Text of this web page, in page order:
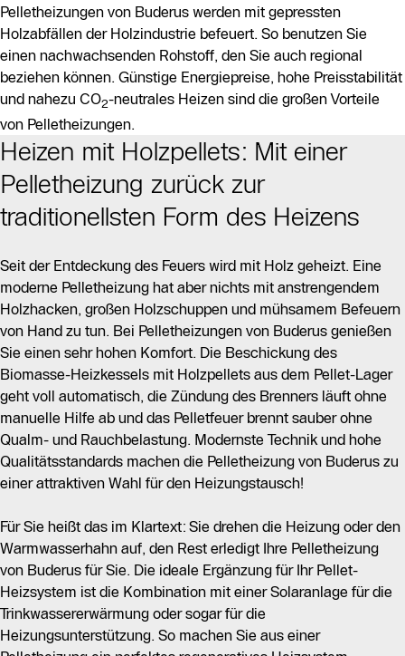
Pelletheizungen von Buderus werden mit gepressten
Holzabfällen der Holzindustrie befeuert. So benutzen Sie
einen nachwachsenden Rohstoff, den Sie auch regional
beziehen können. Günstige Energiepreise, hohe Preisstabilität
und nahezu CO2-neutrales Heizen sind die großen Vorteile
von Pelletheizungen.
Heizen mit Holzpellets: Mit einer
Pelletheizung zurück zur
traditionellsten Form des Heizens
Seit der Entdeckung des Feuers wird mit Holz geheizt. Eine
moderne Pelletheizung hat aber nichts mit anstrengendem
Holzhacken, großen Holzschuppen und mühsamem Befeuern
von Hand zu tun. Bei Pelletheizungen von Buderus genießen
Sie einen sehr hohen Komfort. Die Beschickung des
Biomasse-Heizkessels mit Holzpellets aus dem Pellet-Lager
geht voll automatisch, die Zündung des Brenners läuft ohne
manuelle Hilfe ab und das Pelletfeuer brennt sauber ohne
Qualm- und Rauchbelastung. Modernste Technik und hohe
Qualitätsstandards machen die Pelletheizung von Buderus zu
einer attraktiven Wahl für den Heizungstausch!
Für Sie heißt das im Klartext: Sie drehen die Heizung oder den
Warmwasserhahn auf, den Rest erledigt Ihre Pelletheizung
von Buderus für Sie. Die ideale Ergänzung für Ihr Pellet-
Heizsystem ist die Kombination mit einer Solaranlage für die
Trinkwassererwärmung oder sogar für die
Heizungsunterstützung. So machen Sie aus einer